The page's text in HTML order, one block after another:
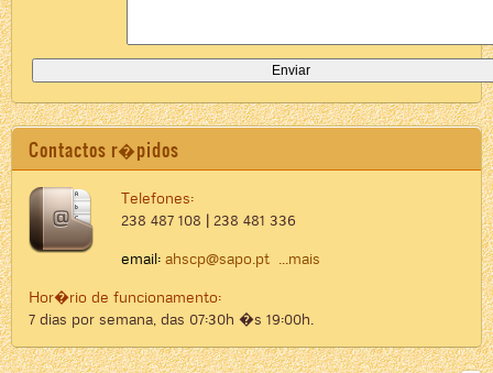
Contactos r�pidos
Telefones:
238 487 108 | 238 481 336
email: ahscp@sapo.pt ...mais
Hor�rio de funcionamento:
7 dias por semana, das 07:30h �s 19:00h.